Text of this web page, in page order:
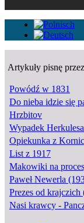
Artykuły pisnę
Powódź w 1831
Do nieba idzie się
Hrzbitov
Wypadek
Opiekunka z
List z 1917
Makowiki na
Paweł Newerla
Prezes od
Nasi krawcy -